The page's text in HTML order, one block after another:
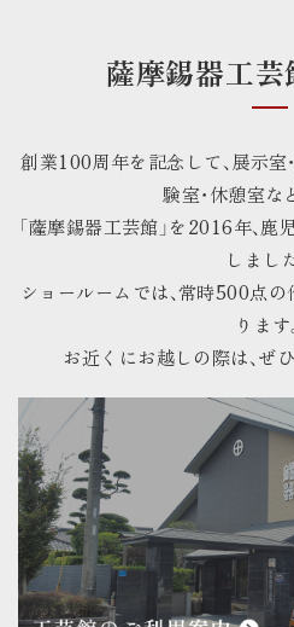
薩摩錫器工
創業100周年を記念して、展示室
験室・休憩室な
「薩摩錫器工芸館」を2016年、
しまし
ショールームでは、常時500点
ります
お近くにお越しの際は、ぜ